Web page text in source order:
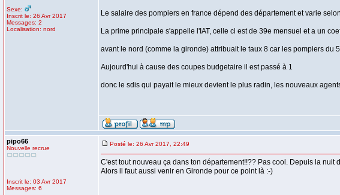
Sexe:
Inscrit le: 26 Avr 2017
Messages: 2
Localisation: nord
Le salaire des pompiers en france dépend des département et varie
La prime principale s'appelle l'IAT, celle ci est de 39e mensuel et a un
avant le nord (comme la gironde) attribuait le taux 8 car les pompiers du
Aujourd'hui à cause des coupes budgetaire il est passé à 1
donc le sdis qui payait le mieux devient le plus radin, les nouveaux
pipo66
Nouvelle recrue
Inscrit le: 03 Avr 2017
Messages: 6
Posté le: 26 Avr 2017, 22:49
C'est tout nouveau ça dans ton département!!?? Pas cool. Depuis la
Alors il faut aussi venir en Gironde pour ce point là :-)